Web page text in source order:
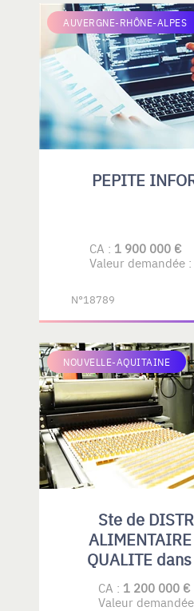
AUVERGNE-RHÔNE-ALPES
PEPITE
CA : 1 900 000 €
Valeur demandée :
N°18789
NOUVELLE-AQUITAINE
Ste de
ALIMENTAIRE de HAUTE
QUALITE
CA : 1 200 000 €
Valeur